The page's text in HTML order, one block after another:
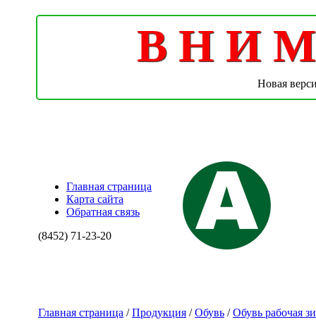
В Н И
Новая
Главная страница
Карта сайта
Обратная связь
(8452) 71-23-20
Главная страница /Продукция /Обувь /Обувь рабочая